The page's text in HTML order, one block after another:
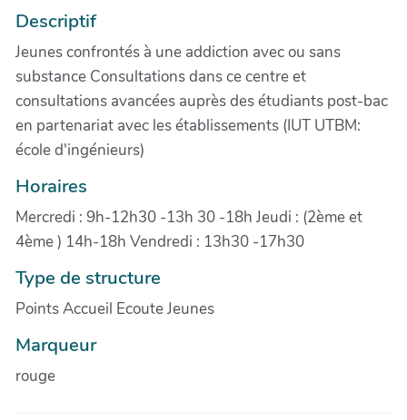
Descriptif
Jeunes confrontés à une addiction avec ou sans
substance Consultations dans ce centre et
consultations avancées auprès des étudiants post-bac
en partenariat avec les établissements (IUT UTBM:
école d'ingénieurs)
Horaires
Mercredi : 9h-12h30 -13h 30 -18h Jeudi : (2ème et
4ème ) 14h-18h Vendredi : 13h30 -17h30
Type de structure
Points Accueil Ecoute Jeunes
Marqueur
rouge